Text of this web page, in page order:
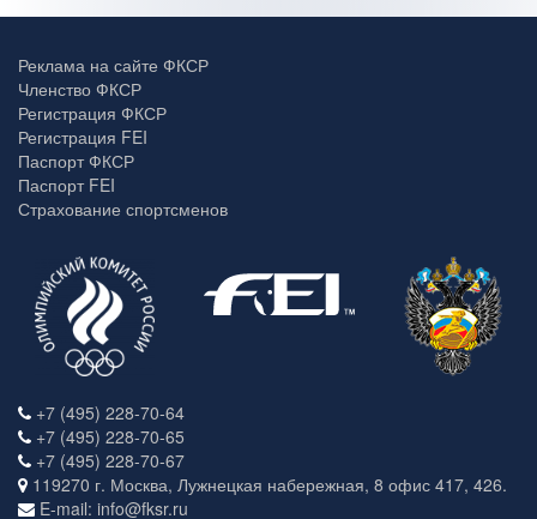
Реклама на сайте ФКСР
Членство ФКСР
Регистрация ФКСР
Регистрация FEI
Паспорт ФКСР
Паспорт FEI
Страхование спортсменов
+7 (495) 228-70-64
+7 (495) 228-70-65
+7 (495) 228-70-67
119270 г. Москва, Лужнецкая набережная, 8 офис 417, 426.
E-mail: info@fksr.ru